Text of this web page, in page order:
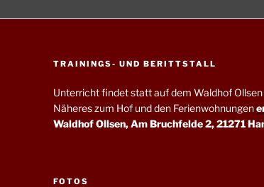
TRAININGS- UND BERITTSTALL
Unterricht findet statt auf dem Waldhof
Näheres zum Hof und den Ferienwohnungen
Waldhof Ollsen, Am Bruchfelde 2, 21271
FOTOS